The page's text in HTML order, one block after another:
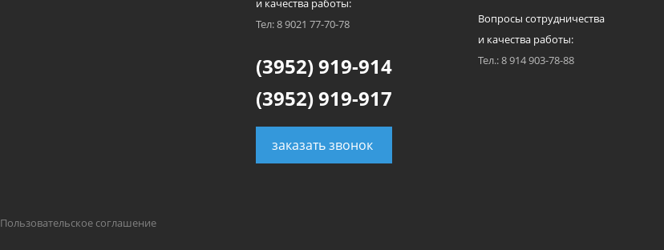
Пользовательское соглашение
и качества работы:
Тел: 8 9021 77-70-78
(3952) 919-914
(3952) 919-917
заказать звонок
Вопросы сотрудничества
и качества работы:
Тел.: 8 914 903-78-88